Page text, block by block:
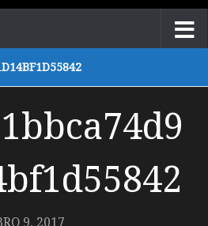
9, 2017